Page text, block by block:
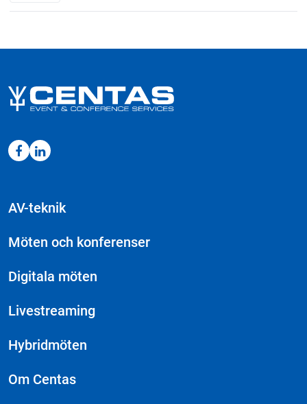
AV-teknik
Möten och konferenser
Digitala möten
Livestreaming
Hybridmöten
Om Centas